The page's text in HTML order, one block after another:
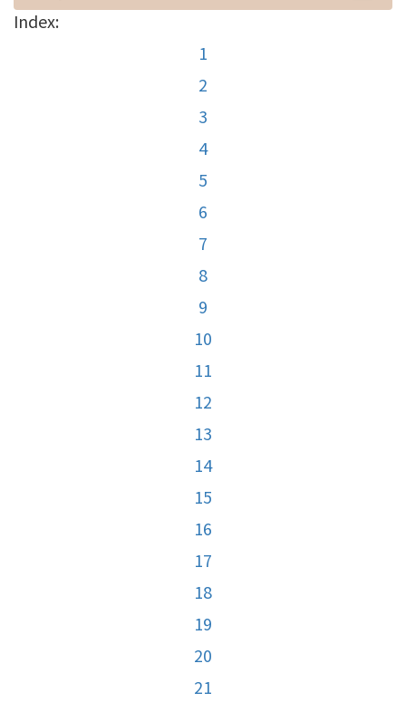
Index:
1
2
3
4
5
6
7
8
9
10
11
12
13
14
15
16
17
18
19
20
21